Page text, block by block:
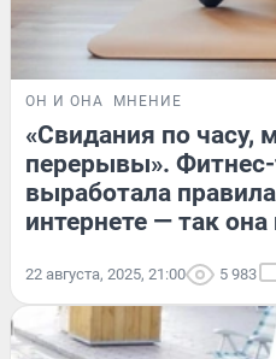
ОН И ОНА МНЕНИЕ
«Свидания по часу,
перерывы». Фитнес-
выработала
интернете — так
22 августа, 2025, 21:00 5 983